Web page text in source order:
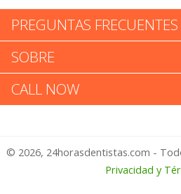
Martin C Singer
Martin C Singer:
Experiencia
1 – No Feliz
PREGUNTAS FRECUENTES
SOBRE
CALL NOW
© 2026, 24horasdentistas.com -
Privacidad y